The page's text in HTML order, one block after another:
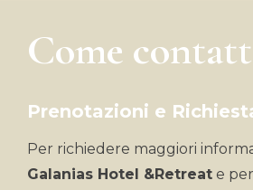
Come
Prenotazioni e
Per richiedere maggiori
Galanias Hotel &Retreat e